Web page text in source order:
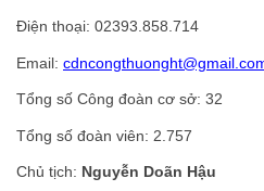
Điện thoại: 02393.858.714
Email:
Tổng số Công đoàn cơ sở: 32
Tổng số đoàn viên: 2.757
Chủ tịch: Nguyễn Doãn Hậu